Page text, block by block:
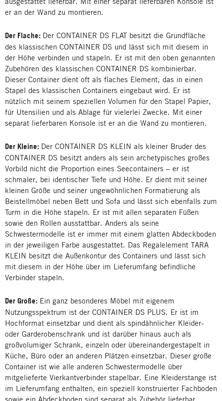
er an der Wand zu montieren.
Der Flache: Der CONTAINER DS FLAT besitzt die Grundfläche
des klassischen CONTAINER DS und lässt sich mit diesem in
der Höhe verbinden und stapeln. Er ist mit den oben genannten
Zubehören des klassischen CONTAINER DS kombinierbar.
Dieser Container dient oft als flaches Element, das in einen
Stapel des klassischen Containers eingebaut wird. Er ist
nützlich mit seinem speziellen Volumen für den Stapel Papier,
für Utensilien und als Ablage für vielerlei Zwecke. Mit einer
separat lieferbaren Konsole ist er an die Wand zu montieren.
Der Kleine: Der CONTAINER DS KLEIN als kleiner Bruder des
CONTAINER DS besitzt anders als sein archetypisches großes
Vorbild nicht die Proportion eines Seecontainers – er ist
schmaler, bei identischer Tiefe und Höhe. Er dient mit seiner
kleinen Größe und seiner ungewöhnlichen Formatierung als
Beistellmöbel neben Bett und Sofa und lässt sich ebenfalls zum
Turm in die Höhe stapeln. Er ist mit allen separaten Füßen
sowie den Rollen ausstattbar. Anders als seine
Schwestermodelle ist er immer mit einem glatten Abdeckboden
in der jeweiligen Farbe ausgestattet. Das Regalelement TARA
KLEIN besitzt die Außenkontur des Containers und lässt sich
mit diesem in der Höhe über im Lieferumfang befindliche
Verbinder stapeln.
Der Große: Ein ganz besonderes Möbel mit eigenem
Nutzungsspektrum ist der CONTAINER DS PLUS. Er ist im
Hochformat einsetzbar und dient als spindähnlicher Kleider-
oder Garderobenschrank und ist darüber hinaus auch als
großvolumiger Schrank, einzeln oder übereinandergestapelt in
Küche, Büro oder an anderen Plätzen einsetzbar. Dieser große
Container ist wie alle anderen Schwestermodelle über
mitgelieferte Vierkantverbinder stapelbar. Eine Kleiderstange ist
im Lieferumfang enthalten, ein speziell konstruierter Fachboden
sowie ein Abdeckboden sind separat als Zubehör lieferbar.